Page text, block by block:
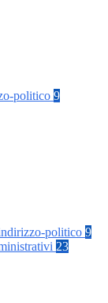
politico 9
politico 9
23